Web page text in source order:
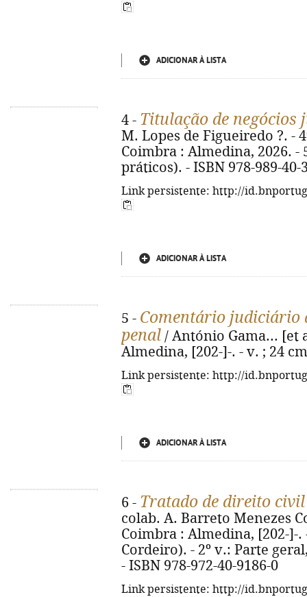
ADICIONAR À LISTA
4 - Titulação de negócios
M. Lopes de Figueiredo ?. -
Coimbra : Almedina, 2026. -
práticos). - ISBN 978-989-40-
Link persistente: http://
ADICIONAR À LISTA
5 - Comentário judiciário
penal / António Gama... [et
Almedina, [202-]-. - v. ; 24
Link persistente: http://
ADICIONAR À LISTA
6 - Tratado de direito civil
colab. A. Barreto Menezes
Coimbra : Almedina, [202-]-.
Cordeiro). - 2º v.: Parte
- ISBN 978-972-40-9186-0
Link persistente: http://